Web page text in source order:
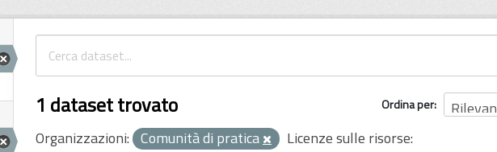
Ordina per
1 dataset trovato
Organizzazioni: Comunità di pratica
Licenze sulle risorse: